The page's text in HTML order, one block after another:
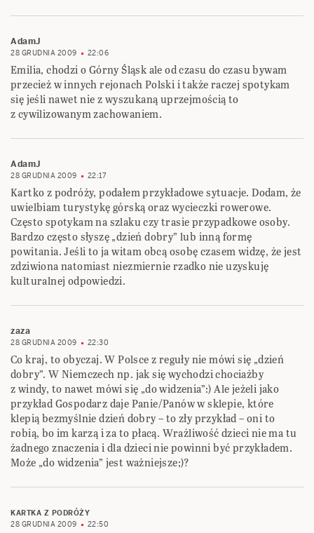
AdamJ
28 GRUDNIA 2009 22:06
Emilia, chodzi o Górny Śląsk ale od czasu do czasu bywam
przecież w innych rejonach Polski i także raczej spotykam
się jeśli nawet nie z wyszukaną uprzejmością to
z cywilizowanym zachowaniem.
AdamJ
28 GRUDNIA 2009 22:17
Kartko z podróży, podałem przykładowe sytuacje. Dodam, że
uwielbiam turystykę górską oraz wycieczki rowerowe.
Często spotykam na szlaku czy trasie przypadkowe osoby.
Bardzo często słyszę „dzień dobry” lub inną formę
powitania. Jeśli to ja witam obcą osobę czasem widzę, że jest
zdziwiona natomiast niezmiernie rzadko nie uzyskuję
kulturalnej odpowiedzi.
zaza
28 GRUDNIA 2009 22:30
Co kraj, to obyczaj. W Polsce z reguły nie mówi się „dzień
dobry”. W Niemczech np. jak się wychodzi chociażby
z windy, to nawet mówi się „do widzenia”:) Ale jeżeli jako
przykład Gospodarz daje Panie/Panów w sklepie, które
klepią bezmyślnie dzień dobry – to zły przykład – oni to
robią, bo im karzą i za to płacą. Wrażliwość dzieci nie ma tu
żadnego znaczenia i dla dzieci nie powinni być przykładem.
Może „do widzenia” jest ważniejsze;)?
KARTKA Z PODRÓŻY
28 GRUDNIA 2009
22:50